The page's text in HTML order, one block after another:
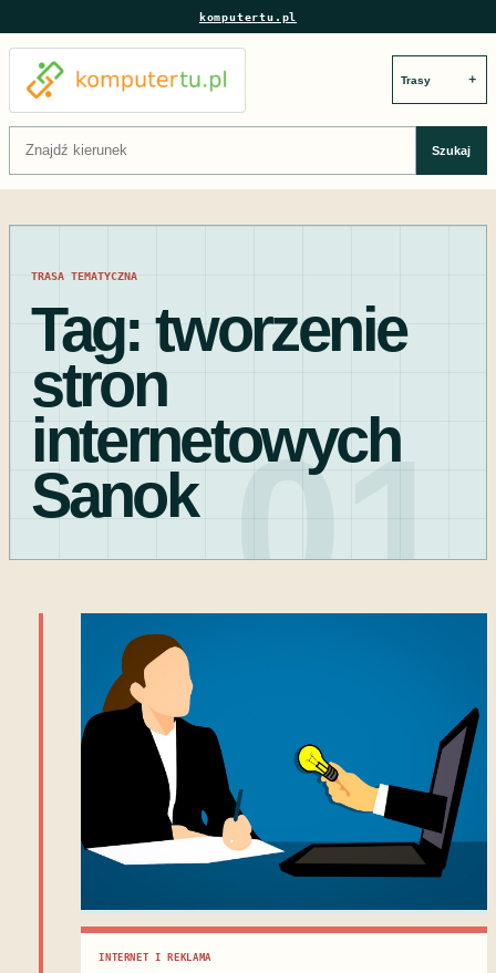
komputertu.pl
＋
Szukaj:
Szukaj
TRASA TEMATYCZNA
01
Tag: tworzenie
stron
internetowych
Sanok
INTERNET I REKLAMA